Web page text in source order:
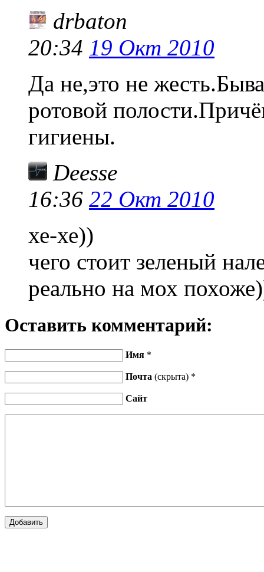
drbaton
20:34 19 Окт 2010
Да не,это не
ротовой
гигиены.
Deesse
16:36 22 Окт 2010
хе-хе))
чего стоит зеленый
реально на мох
Оставить комментарий:
Имя *
Почта (скрыта) *
Сайт